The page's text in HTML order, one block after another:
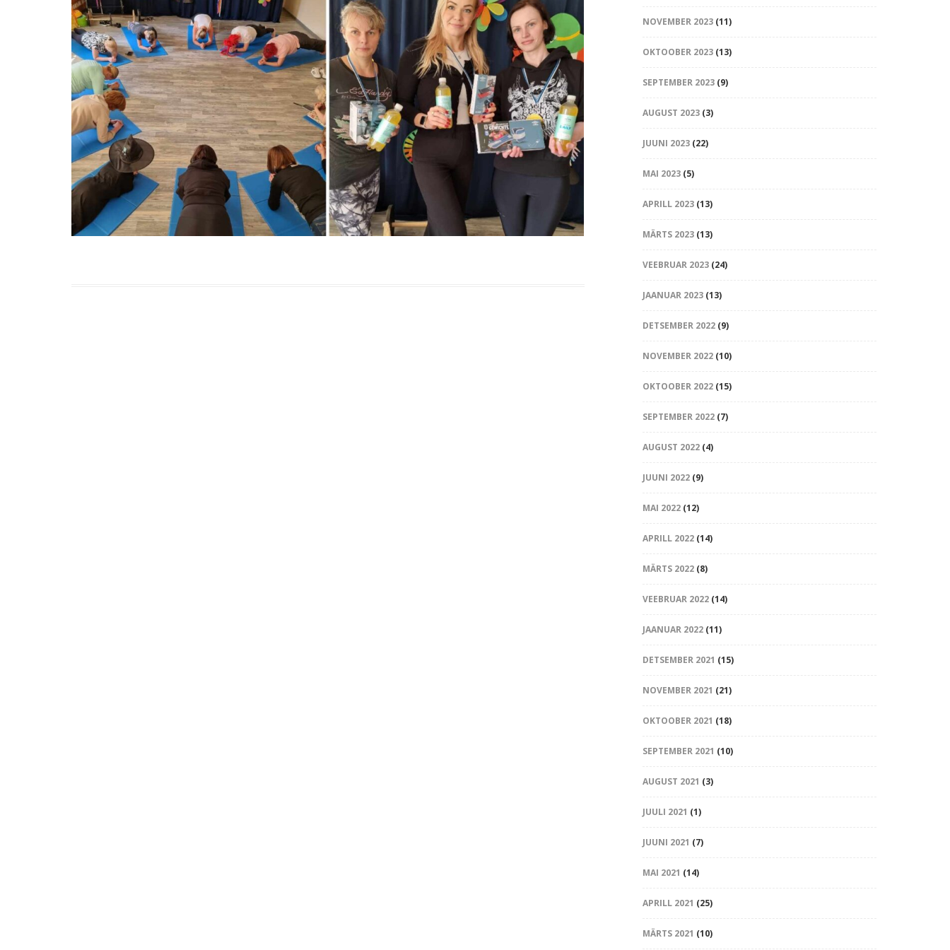
NOVEMBER 2023(11)
OKTOOBER 2023(13)
SEPTEMBER 2023(9)
AUGUST 2023(3)
JUUNI 2023(22)
MAI 2023(5)
APRILL 2023(13)
MÄRTS 2023(13)
VEEBRUAR 2023(24)
JAANUAR 2023(13)
DETSEMBER 2022(9)
NOVEMBER 2022(10)
OKTOOBER 2022(15)
SEPTEMBER 2022(7)
AUGUST 2022(4)
JUUNI 2022(9)
MAI 2022(12)
APRILL 2022(14)
MÄRTS 2022(8)
VEEBRUAR 2022(14)
JAANUAR 2022(11)
DETSEMBER 2021 (15)
NOVEMBER 2021 (21)
OKTOOBER 2021 (18)
SEPTEMBER 2021 (10)
AUGUST 2021 (3)
JUULI 2021 (1)
JUUNI 2021 (7)
MAI 2021 (14)
APRILL 2021 (25)
MÄRTS 2021 (10)